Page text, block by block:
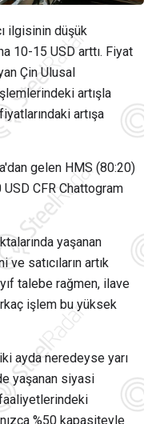
ilgisinin düşük
10-15 USD arttı. Fiyat
Çin Ulusal
artışla
artışa
gelen HMS (80:20)
USD CFR Chattogram
yaşanan
ve satıcıların artık
talebe rağmen, ilave
işlem bu yüksek
ayda neredeyse yarı
yaşanan siyasi
%50 kapasiteyle